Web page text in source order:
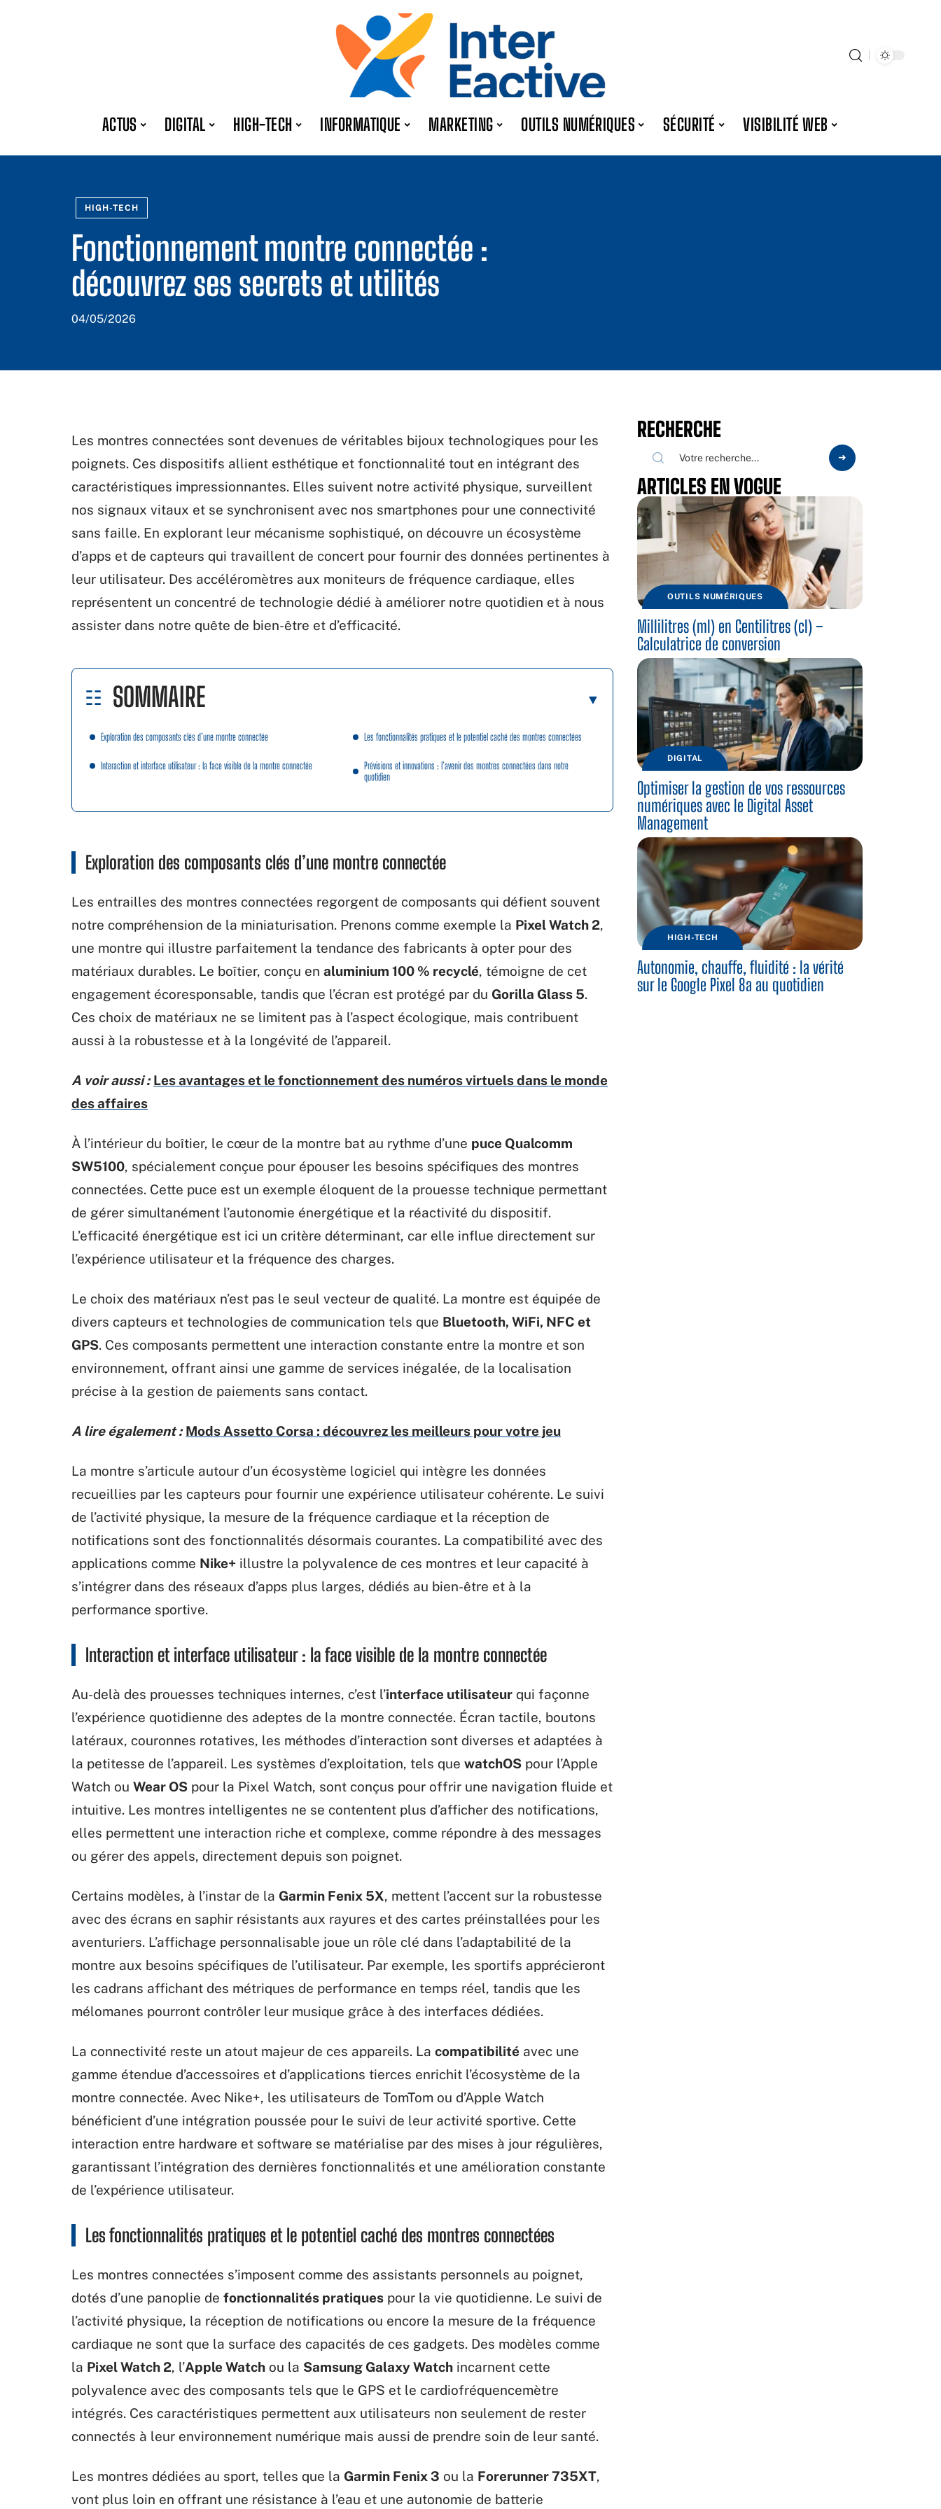
ACTUS DIGITAL HIGH-TECH INFORMATIQUE MARKETING OUTILS NUMÉRIQUES SÉCURITÉ VISIBILITÉ WEB
HIGH-TECH
Fonctionnement montre connectée :
découvrez ses secrets et utilités
04/05/2026
Les montres connectées sont devenues de véritables bijoux technologiques pour les
poignets. Ces dispositifs allient esthétique et fonctionnalité tout en intégrant des
caractéristiques impressionnantes. Elles suivent notre activité physique, surveillent
nos signaux vitaux et se synchronisent avec nos smartphones pour une connectivité
sans faille. En explorant leur mécanisme sophistiqué, on découvre un écosystème
d’apps et de capteurs qui travaillent de concert pour fournir des données pertinentes à
leur utilisateur. Des accéléromètres aux moniteurs de fréquence cardiaque, elles
représentent un concentré de technologie dédié à améliorer notre quotidien et à nous
assister dans notre quête de bien-être et d’efficacité.
SOMMAIRE
Exploration des composants clés d’une montre connectée
Interaction et interface utilisateur : la face visible de la montre connectée
Les fonctionnalités pratiques et le potentiel caché des montres connectées
Prévisions et innovations : l’avenir des montres connectées dans notre
quotidien
Exploration des composants clés d’une montre connectée
Les entrailles des montres connectées regorgent de composants qui défient souvent
notre compréhension de la miniaturisation. Prenons comme exemple la Pixel Watch 2,
une montre qui illustre parfaitement la tendance des fabricants à opter pour des
matériaux durables. Le boîtier, conçu en aluminium 100 % recyclé, témoigne de cet
engagement écoresponsable, tandis que l’écran est protégé par du Gorilla Glass 5.
Ces choix de matériaux ne se limitent pas à l’aspect écologique, mais contribuent
aussi à la robustesse et à la longévité de l’appareil.
A voir aussi : Les avantages et le fonctionnement des numéros virtuels dans le monde
des affaires
À l’intérieur du boîtier, le cœur de la montre bat au rythme d’une puce Qualcomm
SW5100, spécialement conçue pour épouser les besoins spécifiques des montres
connectées. Cette puce est un exemple éloquent de la prouesse technique permettant
de gérer simultanément l’autonomie énergétique et la réactivité du dispositif.
L’efficacité énergétique est ici un critère déterminant, car elle influe directement sur
l’expérience utilisateur et la fréquence des charges.
Le choix des matériaux n’est pas le seul vecteur de qualité. La montre est équipée de
divers capteurs et technologies de communication tels que Bluetooth, WiFi, NFC et
GPS. Ces composants permettent une interaction constante entre la montre et son
environnement, offrant ainsi une gamme de services inégalée, de la localisation
précise à la gestion de paiements sans contact.
A lire également : Mods Assetto Corsa : découvrez les meilleurs pour votre jeu
La montre s’articule autour d’un écosystème logiciel qui intègre les données
recueillies par les capteurs pour fournir une expérience utilisateur cohérente. Le suivi
de l’activité physique, la mesure de la fréquence cardiaque et la réception de
notifications sont des fonctionnalités désormais courantes. La compatibilité avec des
applications comme Nike+ illustre la polyvalence de ces montres et leur capacité à
s’intégrer dans des réseaux d’apps plus larges, dédiés au bien-être et à la
performance sportive.
Interaction et interface utilisateur : la face visible de la montre connectée
Au-delà des prouesses techniques internes, c’est l’interface utilisateur qui façonne
l’expérience quotidienne des adeptes de la montre connectée. Écran tactile, boutons
latéraux, couronnes rotatives, les méthodes d’interaction sont diverses et adaptées à
la petitesse de l’appareil. Les systèmes d’exploitation, tels que watchOS pour l’Apple
Watch ou Wear OS pour la Pixel Watch, sont conçus pour offrir une navigation fluide et
intuitive. Les montres intelligentes ne se contentent plus d’afficher des notifications,
elles permettent une interaction riche et complexe, comme répondre à des messages
ou gérer des appels, directement depuis son poignet.
Certains modèles, à l’instar de la Garmin Fenix 5X, mettent l’accent sur la robustesse
avec des écrans en saphir résistants aux rayures et des cartes préinstallées pour les
aventuriers. L’affichage personnalisable joue un rôle clé dans l’adaptabilité de la
montre aux besoins spécifiques de l’utilisateur. Par exemple, les sportifs apprécieront
les cadrans affichant des métriques de performance en temps réel, tandis que les
mélomanes pourront contrôler leur musique grâce à des interfaces dédiées.
La connectivité reste un atout majeur de ces appareils. La compatibilité avec une
gamme étendue d’accessoires et d’applications tierces enrichit l’écosystème de la
montre connectée. Avec Nike+, les utilisateurs de TomTom ou d’Apple Watch
bénéficient d’une intégration poussée pour le suivi de leur activité sportive. Cette
interaction entre hardware et software se matérialise par des mises à jour régulières,
garantissant l’intégration des dernières fonctionnalités et une amélioration constante
de l’expérience utilisateur.
Les fonctionnalités pratiques et le potentiel caché des montres connectées
Les montres connectées s’imposent comme des assistants personnels au poignet,
dotés d’une panoplie de fonctionnalités pratiques pour la vie quotidienne. Le suivi de
l’activité physique, la réception de notifications ou encore la mesure de la fréquence
cardiaque ne sont que la surface des capacités de ces gadgets. Des modèles comme
la Pixel Watch 2, l’Apple Watch ou la Samsung Galaxy Watch incarnent cette
polyvalence avec des composants tels que le GPS et le cardiofréquencemètre
intégrés. Ces caractéristiques permettent aux utilisateurs non seulement de rester
connectés à leur environnement numérique mais aussi de prendre soin de leur santé.
Les montres dédiées au sport, telles que la Garmin Fenix 3 ou la Forerunner 735XT,
vont plus loin en offrant une résistance à l’eau et une autonomie de batterie
RECHERCHE
ARTICLES EN VOGUE
OUTILS NUMÉRIQUES
Millilitres (ml) en Centilitres (cl) –
Calculatrice de conversion
DIGITAL
Optimiser la gestion de vos ressources
numériques avec le Digital Asset
Management
HIGH-TECH
Autonomie, chauffe, fluidité : la vérité
sur le Google Pixel 8a au quotidien